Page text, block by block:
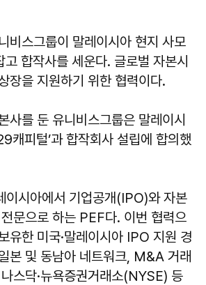
비스그룹이 말레이시아 현지 사모
합작사를 세운다. 글로벌 자본시
장을 지원하기 위한 협력이다.
사를 둔 유니비스그룹은 말레이시
캐피털’과 합작회사 설립에 합의했
이시아에서 기업공개(IPO)와 자본
문으로 하는 PEF다. 이번 협력으
유한 미국·말레이시아 IPO 지원 경
본 및 동남아 네트워크, M&A 거래
스닥·뉴욕증권거래소(NYSE) 등